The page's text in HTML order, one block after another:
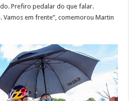
Prefiro pedalar do que falar.
em frente”, comemorou Martin